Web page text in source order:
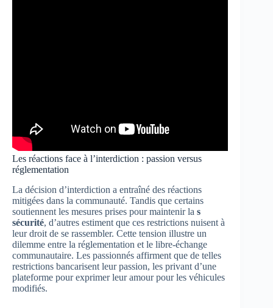
Les réactions face à l’interdiction : passion versus
réglementation
La décision d’interdiction a entraîné des réactions
mitigées dans la communauté. Tandis que certains
soutiennent les mesures prises pour maintenir la s
sécurité, d’autres estiment que ces restrictions nuisent à
leur droit de se rassembler. Cette tension illustre un
dilemme entre la réglementation et le libre-échange
communautaire. Les passionnés affirment que de telles
restrictions bancarisent leur passion, les privant d’une
plateforme pour exprimer leur amour pour les véhicules
modifiés.